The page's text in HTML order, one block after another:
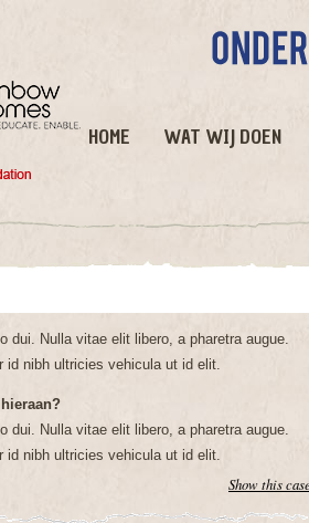
HOME WAT WIJ DOEN
dui. Nulla vitae elit libero, a pharetra augue.
id nibh ultricies vehicula ut id elit.
dui. Nulla vitae elit libero, a pharetra augue.
id nibh ultricies vehicula ut id elit.
Show this